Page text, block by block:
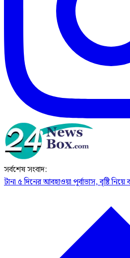
সর্বশেষ সংবাদ:
টানা ৫ দিনের আবহাওয়া পূর্বাভাস, বৃষ্টি